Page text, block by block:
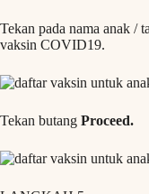
Tekan pada nama anak /
vaksin COVID19.
Tekan butang Proceed.